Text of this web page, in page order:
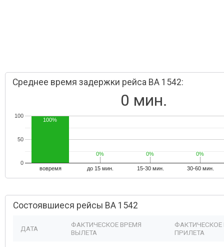
Среднее время задержки рейса BA 1542:
0 мин.
вовремя до 15 мин. 15-30 мин. 30-60 мин.
0
50
100
100%
0%
0% 0%
0% 0%
0%
Состоявшиеся рейсы BA 1542
ДАТА
ФАКТИЧЕСКОЕ ВРЕМЯ
ВЫЛЕТА
ФАКТИЧЕСКОЕ
ПРИЛЕТА